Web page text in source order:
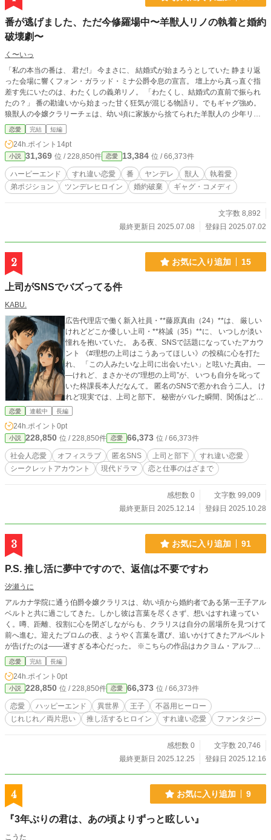
番が逃げました、ただ今修羅場中〜羊獣人リノの執着と婚約
破壊劇〜
く〜いっ
「私の本当の番は、 君だ!」 今まさに、 結婚式が始まろうとしていた 静まり返
った会場に響くフォン・ガラッド・ミナ公爵令息の宣言。 壇上から真っ直ぐ指
差す先にいたのは、わたくしの義弟リノ。 「わたくし、結婚式の直前で振られ
たの？」 番の勘違いから始まった甘く狂気が混じる物語り。でもギャグ強め。
狼獣人の令嬢クラリーチェは、幼い頃に家族から捨てられた羊獣人の 少年リノ
を弟として家に連れ帰る。 天然でツンデレなクラリーチェと、こじらせヤンデ
レなリノ。 夢見がち勘違い男のガラッド(当て馬)が主な登場人物。
恋愛 完結 短編
24h.ポイント 14pt
小説 31,369 位 / 228,850件 恋愛 13,384 位 / 66,373件
ハーピーエンド すれ違い恋愛 番 ヤンデレ 獣人
執着愛
弟ポジション
ツンデレヒロイン 婚約破棄 ギャグ・コメディ
文字数 8,892
最終更新日 2025.07.08
登録日 2025.07.02
2 お気に入り追加 15
上司がSNSでバズってる件
KABU.
広告代理店で働く新入社員・**藤原真由（24）**は、 厳しい
けれどどこか優しい上司・**柊誠（35）**に、 いつしか淡い
憧れを抱いていた。 ある夜、SNSで話題になっていたアカウ
ント 《#理想の上司はこうあってほしい》の投稿に心を打た
れ、 「この人みたいな上司に出会いたい」と呟いた真由。 ―
―けれど、まさかその“理想の上司”が、 いつも自分を叱って
いた柊課長本人だなんて。 匿名のSNSで惹かれ合う二人。 け
れど現実では、上司と部下。 秘密がバレた瞬間、関係はどう
変わるのか。 理想と現実が交差する、少し切なくて温かいオ
恋愛 連載中 長編
24h.ポイント 0pt
小説 228,850 位 / 228,850件 恋愛 66,373 位 / 66,373件
社会人恋愛 オフィスラブ 匿名SNS 上司と部下
すれ違い恋愛
シークレットアカウント
現代ドラマ 恋と仕事のはざまで
感想数 0
文字数 99,009
最終更新日 2025.12.14
登録日 2025.10.28
3 お気に入り追加 91
P.S. 推し活に夢中ですので、返信は不要ですわ
汐瀬うに
アルカナ学院に通う伯爵令嬢クラリスは、幼い頃から婚約者である第一王子アル
ベルトと共に過ごしてきた。しかし彼は言葉を尽くさず、想いはすれ違ってい
く。噂、距離、役割に心を閉ざしながらも、クラリスは自分の居場所を見つけて
前へ進む。迎えたプロムの夜、ようやく言葉を選び、追いかけてきたアルベルト
が告げたのは――遅すぎる本心だった。 ※こちらの作品はカクヨム・アルファ
ポリス・小説家になろうに並行掲載しています。
恋愛 完結 長編
24h.ポイント 0pt
小説 228,850 位 / 228,850件 恋愛 66,373 位 / 66,373件
恋愛 ハッピーエンド 異世界 王子
不器用ヒーロー
じれじれ／両片思い
推し活するヒロイン すれ違い恋愛 ファンタジー
感想数 0
文字数 20,746
最終更新日 2025.12.25
登録日 2025.12.16
4 お気に入り追加 9
『3年ぶりの君は、あの頃よりずっと眩しい』
こうた